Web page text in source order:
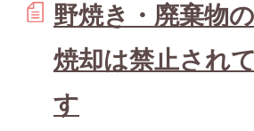
野焼き・廃棄物
焼却は禁止され
す